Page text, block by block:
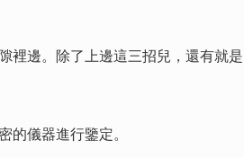
邊。除了上邊這三招兒，還有就是
儀器進行鑒定。